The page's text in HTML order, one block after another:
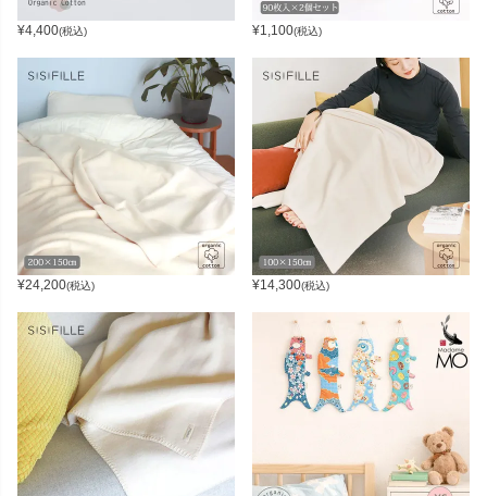
¥4,400(税込) ¥1,100(税込)
¥24,200(税込) ¥14,300(税込)